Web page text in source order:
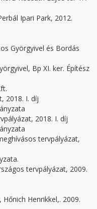
Ipari Park, 2012.
Györgyivel és Bordás
Bp XI. ker. Építész
2018. I. díj
2018. I. díj
tervpályázat,
tervpályázat, 2009.
Henrikkel,. 2009.